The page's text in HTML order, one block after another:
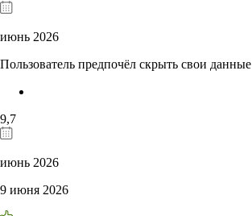
июнь 2026
Пользователь предпочёл скрыть свои данные
9,7
июнь 2026
9 июня 2026